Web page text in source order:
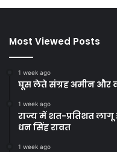
Most Viewed Posts
1 week ago
घूस लेते संग्रह अमीन और
1 week ago
राज्य में शत-प्रतिशत लागू
धन सिंह रावत
1 week ago